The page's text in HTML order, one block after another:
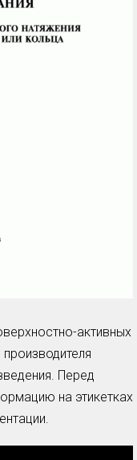
активных
Перед
на этикетках